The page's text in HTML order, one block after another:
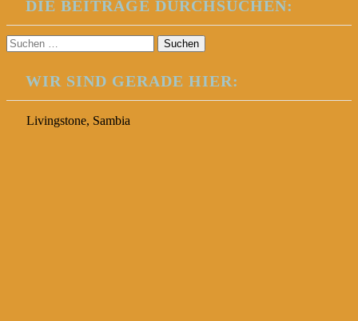
DIE BEITRÄGE DURCHSUCHEN:
Suchen
nach:
WIR SIND GERADE HIER:
Livingstone, Sambia